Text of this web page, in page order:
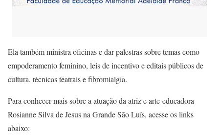
Ela também ministra oficinas e dar palestras sobre temas como
empoderamento feminino, leis de incentivo e editais públicos de
cultura, técnicas teatrais e fibromialgia.
Para conhecer mais sobre a atuação da atriz e arte-educadora
Rosianne Silva de Jesus na Grande São Luís, acesse os links
abaixo: